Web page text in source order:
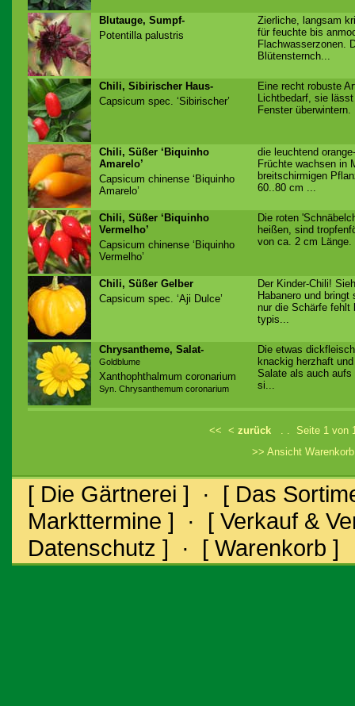
Blutauge, Sumpf-
Potentilla palustris
Zierliche, langsam
für feuchte bis
Flachwasserzonen.
Blütensternch...
Chili, Sibirischer Haus-
Capsicum spec. ‘Sibirischer’
Eine recht robuste
Lichtbedarf, sie
Fenster
Chili, Süßer ‘Biquinho
Amarelo’
Capsicum chinense ‘Biquinho
Amarelo’
die leuchtend
Früchte wachsen in
breitschirmigen
60..80 cm ...
Chili, Süßer ‘Biquinho
Vermelho’
Capsicum chinense ‘Biquinho
Vermelho’
Die roten
heißen, sind
von ca. 2 cm
Chili, Süßer Gelber
Capsicum spec. ‘Aji Dulce’
Der Kinder-Chili!
Habanero und
nur die Schärfe fehlt
typis...
Chrysantheme, Salat-
Goldblume
Xanthophthalmum coronarium
Syn. Chrysanthemum coronarium
Die etwas
knackig herzhaft
Salate als auch
si...
<< < zurück . . Seite 1
>> Ansicht
[ Die Gärtnerei ] · [ Das
Markttermine ] · [ Verkauf &
Datenschutz ] · [ Warenkorb ]